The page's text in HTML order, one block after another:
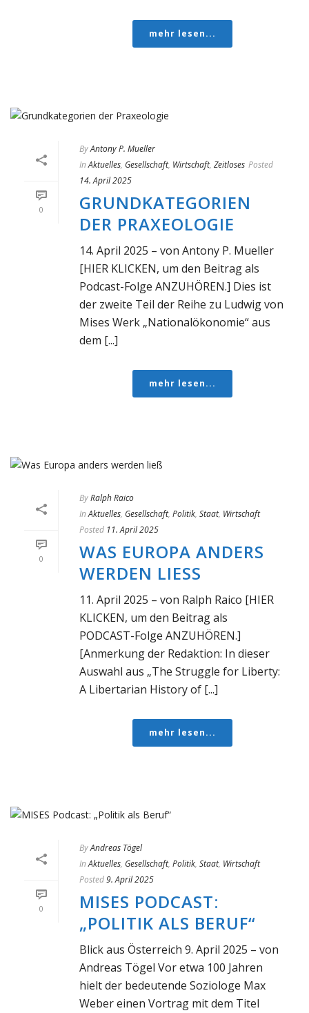
mehr lesen...
0
ByAntony P. Mueller
In Aktuelles, Gesellschaft, Wirtschaft, Zeitloses Posted
14. April 2025
GRUNDKATEGORIEN
DER PRAXEOLOGIE
14. April 2025 – von Antony P. Mueller
[HIER KLICKEN, um den Beitrag als
Podcast-Folge ANZUHÖREN.] Dies ist
der zweite Teil der Reihe zu Ludwig von
Mises Werk „Nationalökonomie“ aus
dem [...]
mehr lesen...
0
ByRalph Raico
In Aktuelles, Gesellschaft, Politik, Staat, Wirtschaft
Posted 11. April 2025
WAS EUROPA ANDERS
WERDEN LIESS
11. April 2025 – von Ralph Raico [HIER
KLICKEN, um den Beitrag als
PODCAST-Folge ANZUHÖREN.]
[Anmerkung der Redaktion: In dieser
Auswahl aus „The Struggle for Liberty:
A Libertarian History of [...]
mehr lesen...
0
ByAndreas Tögel
In Aktuelles, Gesellschaft, Politik, Staat, Wirtschaft
Posted9. April 2025
MISES PODCAST:
„POLITIK ALS BERUF“
Blick aus Österreich 9. April 2025 – von
Andreas Tögel Vor etwa 100 Jahren
hielt der bedeutende Soziologe Max
Weber einen Vortrag mit dem Titel